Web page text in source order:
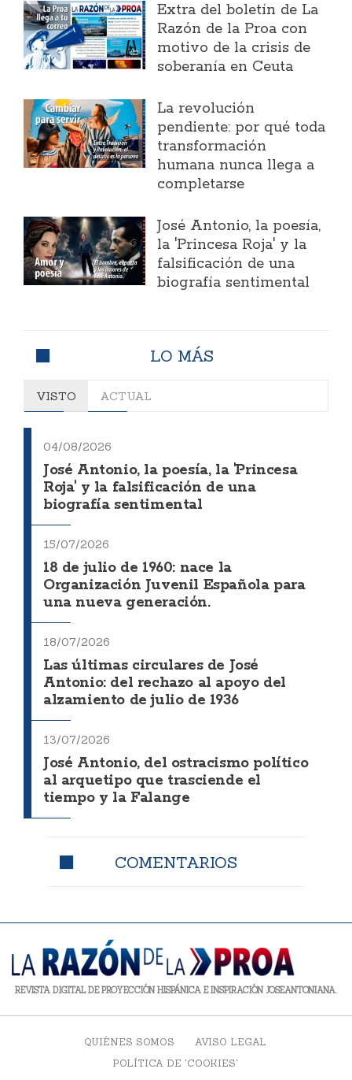
Extra del boletín de La
Razón de la Proa con
motivo de la crisis de
soberanía en Ceuta
La revolución
pendiente: por qué toda
transformación
humana nunca llega a
completarse
José Antonio, la poesía,
la 'Princesa Roja' y la
falsificación de una
biografía sentimental
LO MÁS
VISTO ACTUAL
04/08/2026
José Antonio, la poesía, la 'Princesa
Roja' y la falsificación de una
biografía sentimental
15/07/2026
18 de julio de 1960: nace la
Organización Juvenil Española para
una nueva generación.
18/07/2026
Las últimas circulares de José
Antonio: del rechazo al apoyo del
alzamiento de julio de 1936
13/07/2026
José Antonio, del ostracismo político
al arquetipo que trasciende el
tiempo y la Falange
COMENTARIOS
REVISTA DIGITAL DE PROYECCIÓN HISPÁNICA E INSPIRACIÓN JOSEANTONIANA.
QUIÉNES SOMOS
AVISO LEGAL
POLÍTICA DE 'COOKIES'